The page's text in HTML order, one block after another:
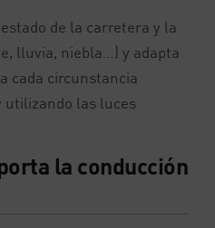
de la carretera y la
lluvia, niebla…) y adapta
cada circunstancia
utilizando las luces
la conducción